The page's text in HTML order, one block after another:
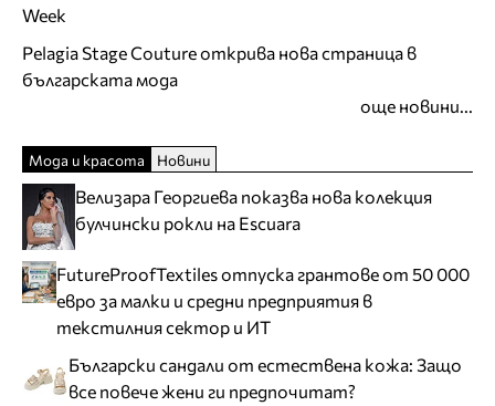
Week
Pelagia Stage Couture открива нова страница в
българската мода
още новини...
Мода и красота Новини
Велизара Георгиева показва нова колекция
булчински рокли на Escuara
FutureProofTextiles отпуска грантове от 50 000
евро за малки и средни предприятия в
текстилния сектор и ИТ
Български сандали от естествена кожа: Защо
все повече жени ги предпочитат?